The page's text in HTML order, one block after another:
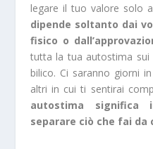
legare il tuo valore solo
dipende soltanto dai
fisico o
tutta la tua autostima sui
bilico. Ci saranno giorni
altri in cui ti sentirai
autostima significa
separare ciò che fai da